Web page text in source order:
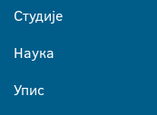
Студије
Наука
Упис